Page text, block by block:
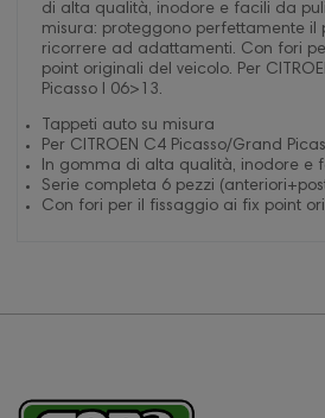
di alta qualità, inodore e facili da
misura: proteggono perfettamente il
ricorrere ad adattamenti. Con fori
point originali del veicolo. Per
Picasso I 06>13.
Tappeti auto su misura
Per CITROEN C4 Picasso/Grand
In gomma di alta qualità, inodore e
Serie completa 6 pezzi
Con fori per il fissaggio ai fix point